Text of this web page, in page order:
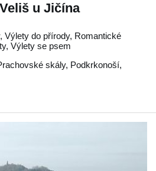
u Jičína
Výlety do přírody, Romantické
Výlety se psem
skály, Podkrkonoší,